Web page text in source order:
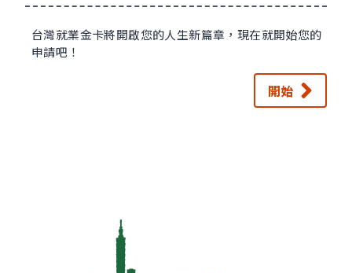
台灣就業金卡將開啟您的人生新篇章，現在就開始您的
申請吧！
開始